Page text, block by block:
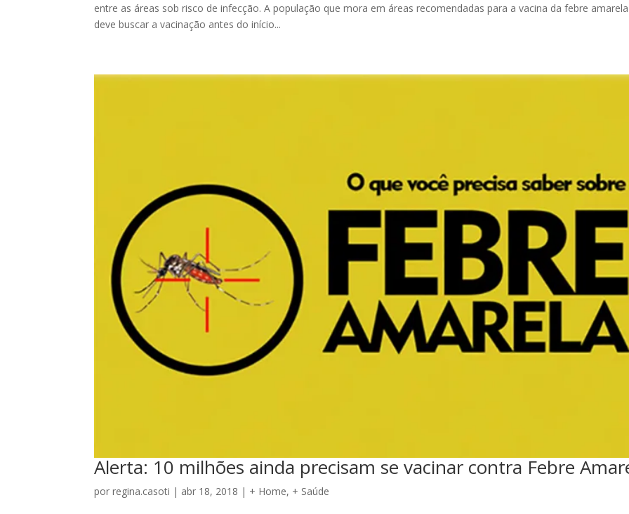
entre as áreas sob risco de infecção. A população que mora em áreas recomendadas para a vacina da febre amarela
deve buscar a vacinação antes do início...
Alerta: 10 milhões ainda precisam se vacinar contra Febre
porregina.casoti | abr 18, 2018 | + Home, + Saúde